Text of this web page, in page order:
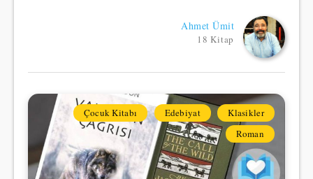
Ahmet Ümit
18 Kitap
Çocuk Kitabı Edebiyat
Klasikler
Roman